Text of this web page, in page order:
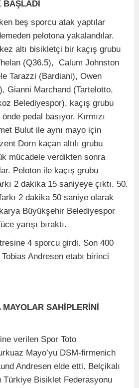
BAŞLADI
beş sporcu atak yaptılar
pelotona yakalandılar.
altı bisikletçi bir kaçış grubu
(Q36.5), Calum Johnston
Tarazzi (Bardiani), Owen
Gianni Marchand (Tartelotto,
Belediyespor), kaçış grubu
pedal basıyor. Kırmızı
Bulut ile aynı mayo için
Dorn kaçan altılı grubu
mücadele verdikten sonra
Peloton ile kaçış grubu
2 dakika 15 saniyeye çıktı. 50.
2 dakika 50 saniye olarak
Büyükşehir Belediyespor
yarışı bıraktı.
4 sporcu girdi. Son 400
Andresen etabı birinci
MAYOLAR SAHİPLERİNİ
verilen Spor Toto
Mayo’yu DSM-firmenich
Andresen elde etti. Belçikalı
Türkiye Bisiklet Federasyonu